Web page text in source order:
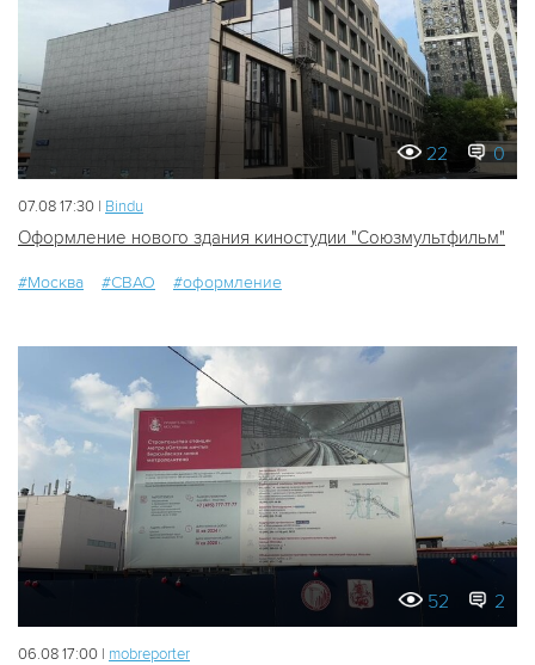
22 0
07.08 17:30 | Bindu
Оформление нового здания киностудии "Союзмультфильм"
#Москва #СВАО #оформление
52 2
06.08 17:00 | mobreporter